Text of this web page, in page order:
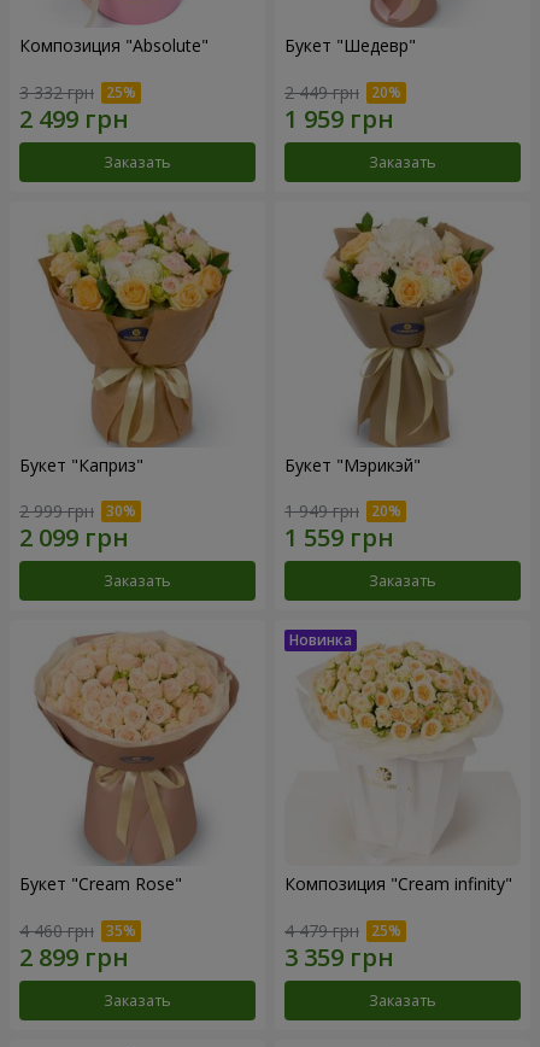
Композиция "Absolute"
3 332 грн
Заказать
Букет "Шедевр"
2 449 грн
Заказать
Букет "Каприз"
2 999 грн
Заказать
Букет "Мэрикэй"
1 949 грн
Заказать
Букет "Cream Rose"
4 460 грн
Заказать
Композиция "Cream infinity"
4 479 грн
Заказать